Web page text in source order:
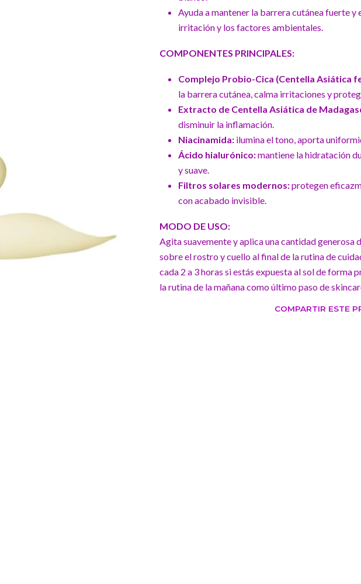
Ayuda a mantener la barrera cutánea fuerte
irritación y los factores ambientales.
COMPONENTES PRINCIPALES:
Complejo Probio-Cica (Centella Asiática
la barrera cutánea, calma irritaciones y
Extracto de Centella Asiática de
disminuir la inflamación.
Niacinamida: ilumina el tono, aporta
Ácido hialurónico:mantiene la hidratación
y suave.
Filtros solares modernos:protegen
con acabado invisible.
MODO DE USO:
Agita suavemente y aplica una cantidad generosa
sobre el rostro y cuello al final de la rutina de
cada 2 a 3 horas si estás expuesta al sol de forma
la rutina de la mañana como último paso de
COMPARTIR ESTE